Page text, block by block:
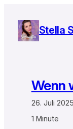
Inhalt
springen
Stella
Wenn
26. Juli 2025
1 Minute